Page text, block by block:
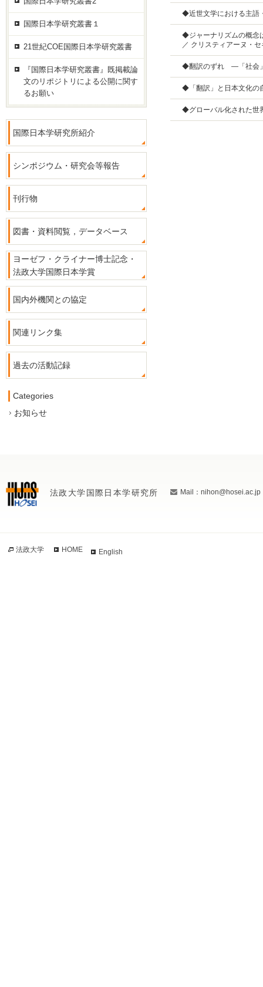
◆近世文学における主
◆ジャーナリズムの概念
／ クリスティアーヌ・
◆翻訳のずれ ―「社会
◆「翻訳」と日本文化
◆グローバル化された世
国際日本学研究叢書１
21世紀COE国際日本学研究叢書
『国際日本学研究叢書』既掲載論
文のリポジトリによる公開に関す
るお願い
国際日本学研究所紹介
シンポジウム・研究会等報告
刊行物
図書・資料閲覧，データベース
ヨーゼフ・クライナー博士記念・
法政大学国際日本学賞
国内外機関との協定
関連リンク集
過去の活動記録
Categories
お知らせ
法政大学国際日本学研究所 Mail：nihon@hosei.ac.jp
法政大学 HOME English